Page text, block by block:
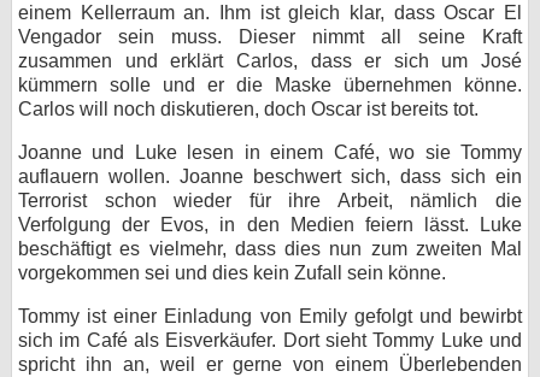
einem Kellerraum an. Ihm ist gleich klar, dass Oscar El
Vengador sein muss. Dieser nimmt all seine Kraft
zusammen und erklärt Carlos, dass er sich um José
kümmern solle und er die Maske übernehmen könne.
Carlos will noch diskutieren, doch Oscar ist bereits tot.
Joanne und Luke lesen in einem Café, wo sie Tommy
auflauern wollen. Joanne beschwert sich, dass sich ein
Terrorist schon wieder für ihre Arbeit, nämlich die
Verfolgung der Evos, in den Medien feiern lässt. Luke
beschäftigt es vielmehr, dass dies nun zum zweiten Mal
vorgekommen sei und dies kein Zufall sein könne.
Tommy ist einer Einladung von Emily gefolgt und bewirbt
sich im Café als Eisverkäufer. Dort sieht Tommy Luke und
spricht ihn an, weil er gerne von einem Überlebenden